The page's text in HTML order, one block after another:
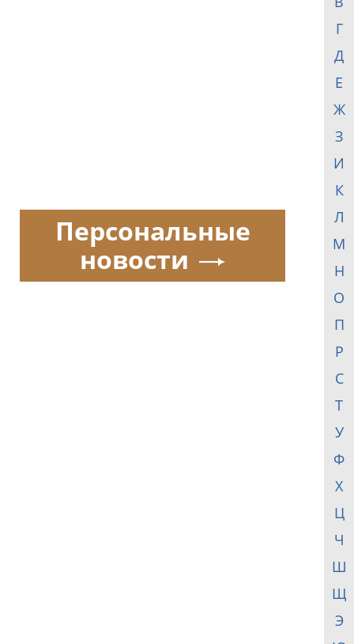
Г
Д
Е
Ж
З
И
К
Л
М
Н
О
П
Р
С
Т
У
Ф
Х
Ц
Ч
Ш
Щ
Э
Персональные
новости